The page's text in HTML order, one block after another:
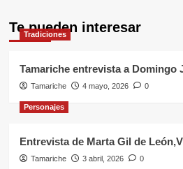
Te pueden interesar
Tradiciones
Tamariche entrevista a Domingo
Tamariche 4 mayo, 2026 0
Personajes
Entrevista de Marta Gil de
Tamariche 3 abril, 2026 0